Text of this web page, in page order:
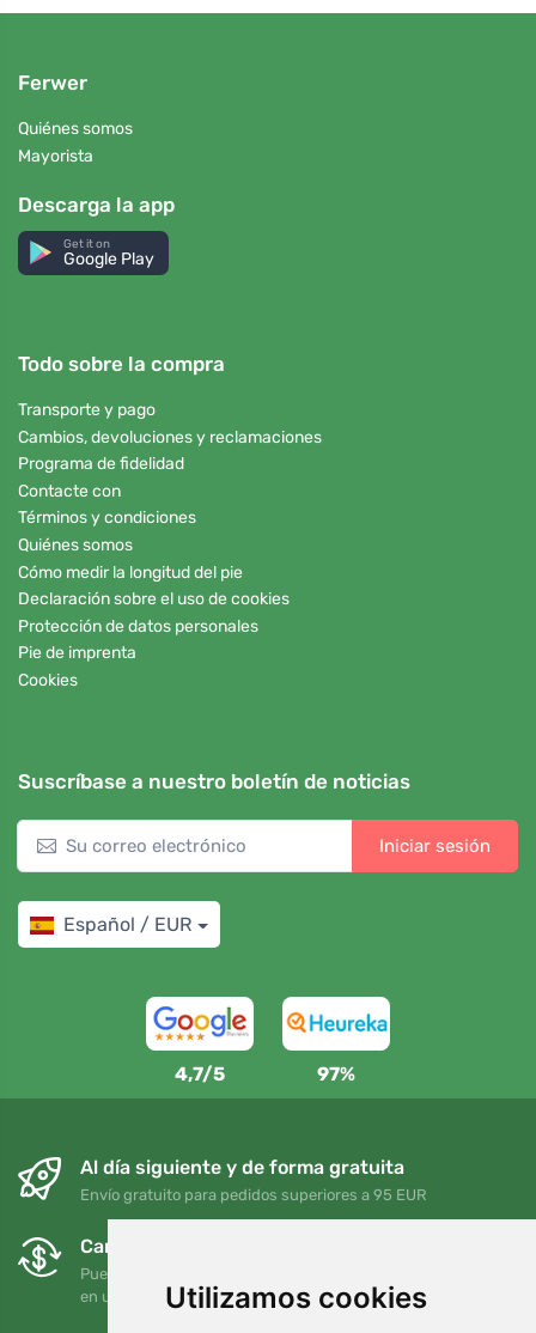
Utilizamos cookies
Ferwer
Quiénes somos
Mayorista
Descarga la app
Get it on
Google Play
Todo sobre la compra
Transporte y pago
Cambios, devoluciones y reclamaciones
Programa de fidelidad
Contacte con
Términos y condiciones
Quiénes somos
Cómo medir la longitud del pie
Declaración sobre el uso de cookies
Protección de datos personales
Pie de imprenta
Cookies
Suscríbase a nuestro boletín de noticias
Iniciar sesión
Español / EUR
4,7/5 97%
Al día siguiente y de forma gratuita
Envío gratuito para pedidos superiores a 95 EUR
Cambios y devoluciones gratuitos
Puede devolver o cambiar su pedido en cualquier momento
en un plazo de 90 días